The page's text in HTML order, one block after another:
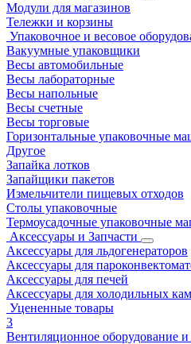
Модули для магазинов
Тележки и корзины
Упаковочное и весовое
Вакуумные упаковщики
Весы автомобильные
Весы лабораторные
Весы напольные
Весы счетные
Весы торговые
Горизонтальные упаковочные
Другое
Запайка лотков
Запайщики пакетов
Измельчители пищевых отходов
Столы упаковочные
Термоусадочные упаковочные
Аксессуары и Запчасти
Аксессуары для льдогенераторов
Аксессуары для
Аксессуары для печей
Аксессуары для холодильных
Уцененные товары
3
Вентиляционное оборудование